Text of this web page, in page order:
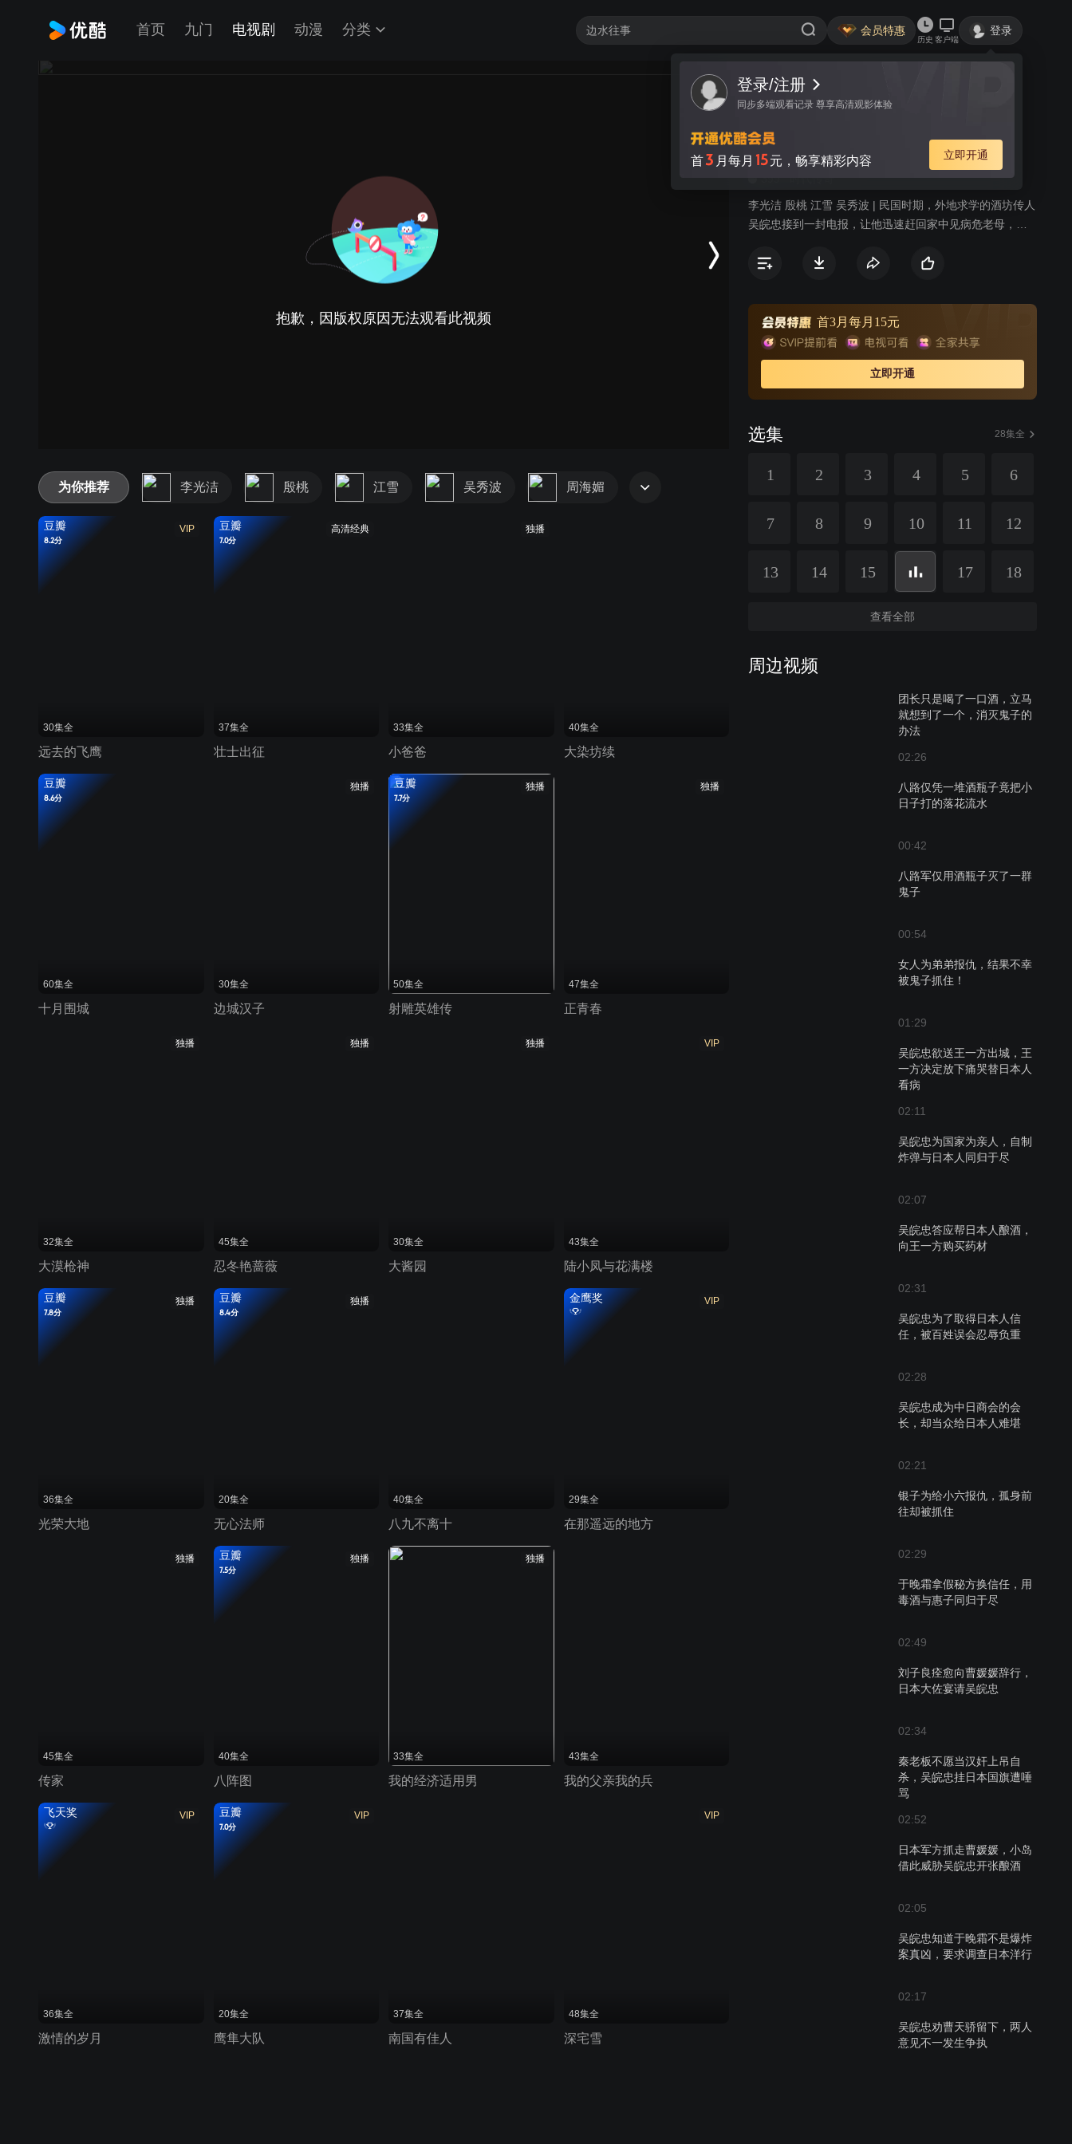
首页 九门 电视剧 动漫 分类 会员特惠
历史 客户端
登录
登录/注册
同步多端观看记录 尊享高清观影体验
首3 月每月 15元，畅享精彩内容 立即开通
抱歉，因版权原因无法观看此视频
视频 讨论
大道通天
时代传奇
李光洁 殷桃 江雪 吴秀波 | 民国时期，外地求学的酒坊传人
吴皖忠接到一封电报，让他迅速赶回家中见病危老母，回
女子结婚，取得药酒“红粉佳人”的配方。“红粉佳人”佳酿重
明大道也能实现心中理想。就这样，在挫折和磨难当中，
吴皖忠终于成功。日本人侵略中国，为了坚守民族的信
念，为了家、国、天下，吴皖忠把“红粉佳人”美酒变毒药，
让这些刽子手在幻梦中走向灭亡。
首3月每月15元
立即开通
选集 28集全
1 2 3 4 5 6
7 8 9 10 11 12
13 14 15 17 18
查看全部
周边视频
团长只是喝了一口酒，立马
就想到了一个，消灭鬼子的
办法
02:26
八路仅凭一堆酒瓶子竟把小
日子打的落花流水
00:42
八路军仅用酒瓶子灭了一群
鬼子
00:54
女人为弟弟报仇，结果不幸
被鬼子抓住！
01:29
吴皖忠欲送王一方出城，王
一方决定放下痛哭替日本人
看病
02:11
吴皖忠为国家为亲人，自制
炸弹与日本人同归于尽
02:07
吴皖忠答应帮日本人酿酒，
向王一方购买药材
02:31
吴皖忠为了取得日本人信
任，被百姓误会忍辱负重
02:28
吴皖忠成为中日商会的会
长，却当众给日本人难堪
02:21
银子为给小六报仇，孤身前
往却被抓住
02:29
于晚霜拿假秘方换信任，用
毒酒与惠子同归于尽
02:49
刘子良痊愈向曹媛媛辞行，
日本大佐宴请吴皖忠
02:34
秦老板不愿当汉奸上吊自
杀，吴皖忠挂日本国旗遭唾
骂
02:52
日本军方抓走曹媛媛，小岛
借此威胁吴皖忠开张酿酒
02:05
吴皖忠知道于晚霜不是爆炸
案真凶，要求调查日本洋行
02:17
吴皖忠劝曹天骄留下，两人
意见不一发生争执
为你推荐 李光洁 殷桃 江雪 吴秀波 周海媚
VIP
豆瓣
8.2分
30集全
远去的飞鹰
高清经典
豆瓣
7.0分
37集全
壮士出征
独播
33集全
小爸爸
40集全
大染坊续
豆瓣
8.6分
60集全
十月围城
独播
30集全
边城汉子
独播
豆瓣
7.7分
50集全
射雕英雄传
独播
47集全
正青春
独播
32集全
大漠枪神
独播
45集全
忍冬艳蔷薇
独播
30集全
大酱园
VIP
43集全
陆小凤与花满楼
独播
豆瓣
7.8分
36集全
光荣大地
独播
豆瓣
8.4分
20集全
无心法师
40集全
八九不离十
VIP
金鹰奖
29集全
在那遥远的地方
独播
45集全
传家
独播
豆瓣
7.5分
40集全
八阵图
独播
33集全
我的经济适用男
43集全
我的父亲我的兵
VIP
飞天奖
36集全
激情的岁月
VIP
豆瓣
7.0分
20集全
鹰隼大队
37集全
南国有佳人
VIP
48集全
深宅雪